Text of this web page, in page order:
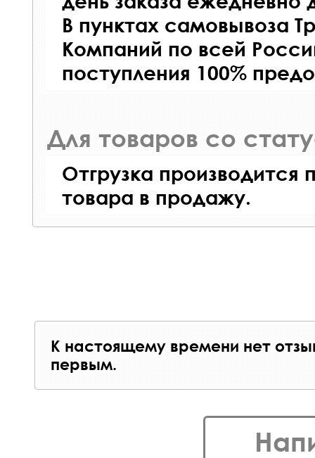
В пунктах самовывоза
Компаний по всей
поступления 100%
Для товаров со
Отгрузка производится
товара в продажу.
К настоящему времени нет
первым.